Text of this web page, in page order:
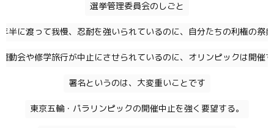
選挙管理委員会のしごと
半に渡って我慢、忍耐を強いられているのに、自分たちの利権の祭
動会や修学旅行が中止にさせられているのに、オリンピックは開催
署名というのは、大変重いことです
東京五輪・パラリンピックの開催中止を強く要望する。